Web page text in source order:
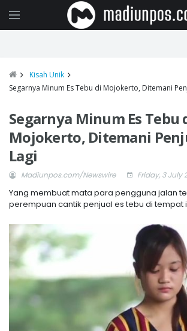
Kisah Unik
Segarnya Minum Es Tebu di Mojokerto, Ditemani
Segarnya Minum Es Tebu
Mojokerto, Ditemani
Lagi
Madiunpos.com/Newswire Friday, 3 July
Yang membuat mata para pengguna jalan
perempuan cantik penjual es tebu di tempat